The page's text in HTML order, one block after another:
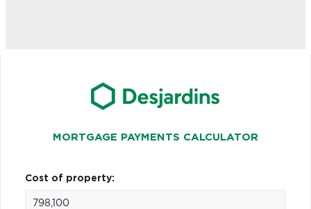
MORTGAGE PAYMENTS CALCULATOR
Cost of property: